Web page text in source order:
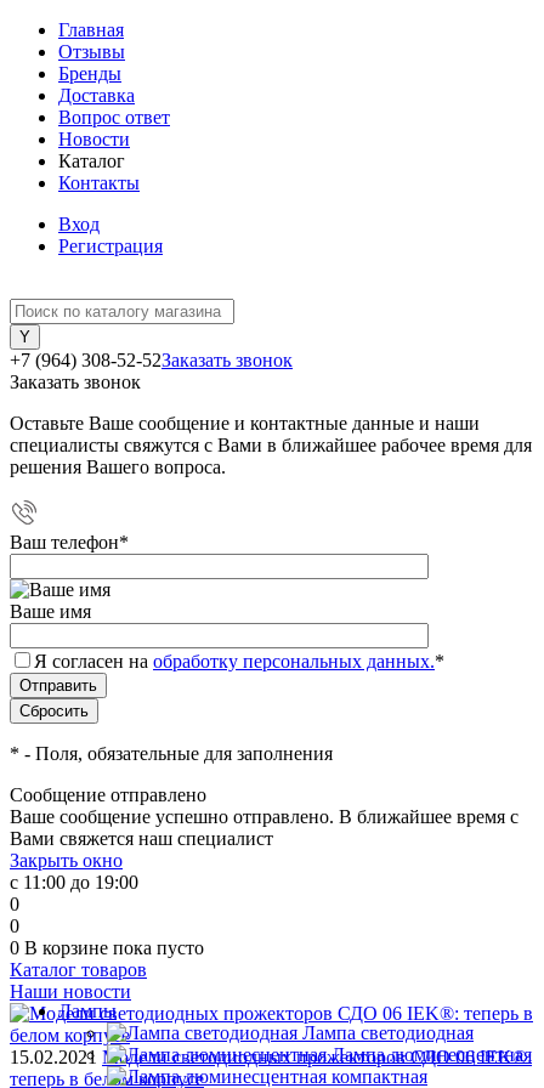
Главная
Отзывы
Бренды
Доставка
Вопрос ответ
Новости
Каталог
Контакты
Вход
Регистрация
+7 (964) 308-52-52Заказать звонок
Заказать звонок
Оставьте Ваше сообщение и контактные данные и наши
специалисты свяжутся с Вами в ближайшее рабочее время для
решения Вашего вопроса.
Ваш телефон*
Ваше имя
Я согласен на обработку персональных данных.*
* - Поля, обязательные для заполнения
Сообщение отправлено
Ваше сообщение успешно отправлено. В ближайшее время с
Вами свяжется наш специалист
Закрыть окно
с 11:00 до 19:00
0
0
0 В корзине пока пусто
Каталог товаров
Лампы
Лампа светодиодная
Лампа люминесцентная
Наши новости
15.02.2021 Модели светодиодных прожекторов СДО 06 IEK®:
теперь в белом корпусе